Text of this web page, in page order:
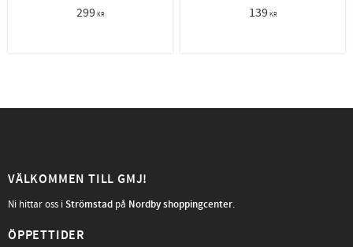
299KR 139KR
VÄLKOMMEN TILL GMJ!
Ni hittar oss iStrömstad på Nordby shoppingcenter.
ÖPPETTIDER